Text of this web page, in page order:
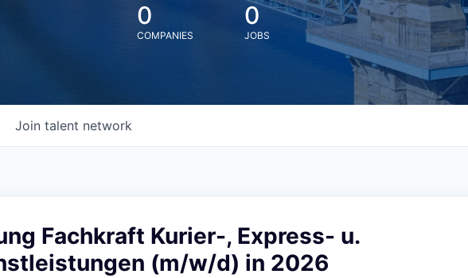
0
COMPANIES
0
JOBS
Join talent network
Fachkraft Kurier-, Express- u.
(m/w/d) in 2026